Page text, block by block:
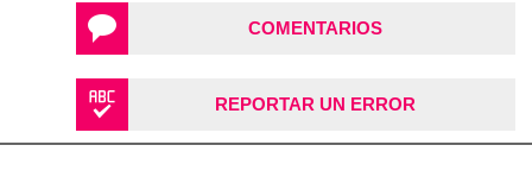
COMENTARIOS
REPORTAR UN ERROR